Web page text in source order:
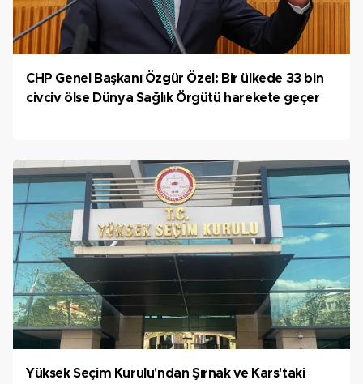
CHP Genel Başkanı Özgür Özel: Bir ülkede 33 bin
civciv ölse Dünya Sağlık Örgütü harekete geçer
Yüksek Seçim Kurulu'ndan Şırnak ve Kars'taki